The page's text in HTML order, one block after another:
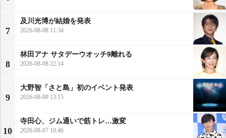
7
及川光博が結婚を発表
2026-08-08 11:34
8
林田アナ サタデーウオッチ9離れる
2026-08-08 22:14
9
大野智「さと島」初のイベント発表
2026-08-09 13:15
10
寺田心、ジム通いで筋トレ…激変
2026-08-07 10:46